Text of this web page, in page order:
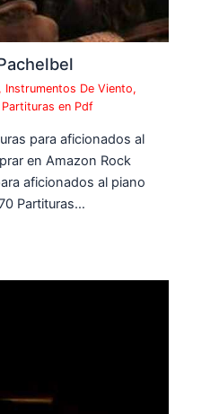
, Instrumentos De Viento,
Partituras en Pdf
para aficionados al
en Amazon Rock
aficionados al piano
Partituras…